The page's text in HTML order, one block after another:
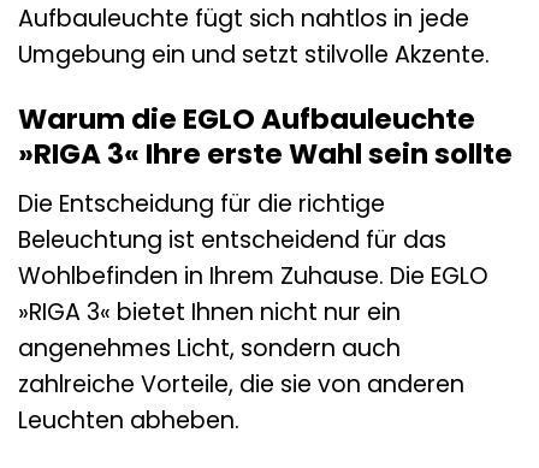
Aufbauleuchte fügt sich nahtlos in jede
Umgebung ein und setzt stilvolle Akzente.
Warum die EGLO Aufbauleuchte
»RIGA 3« Ihre erste Wahl sein sollte
Die Entscheidung für die richtige
Beleuchtung ist entscheidend für das
Wohlbefinden in Ihrem Zuhause. Die EGLO
»RIGA 3« bietet Ihnen nicht nur ein
angenehmes Licht, sondern auch
zahlreiche Vorteile, die sie von anderen
Leuchten abheben.